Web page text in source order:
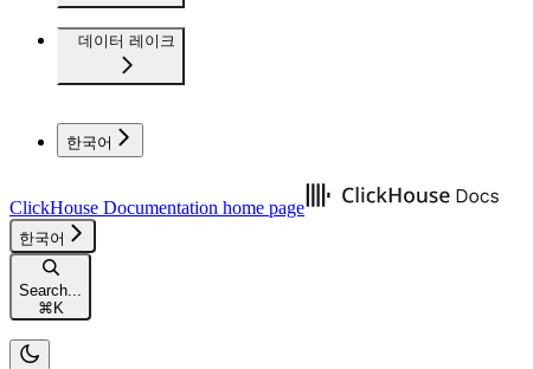
데이터 레이크
한국어
ClickHouse Documentation home page
한국어
Search...
⌘K